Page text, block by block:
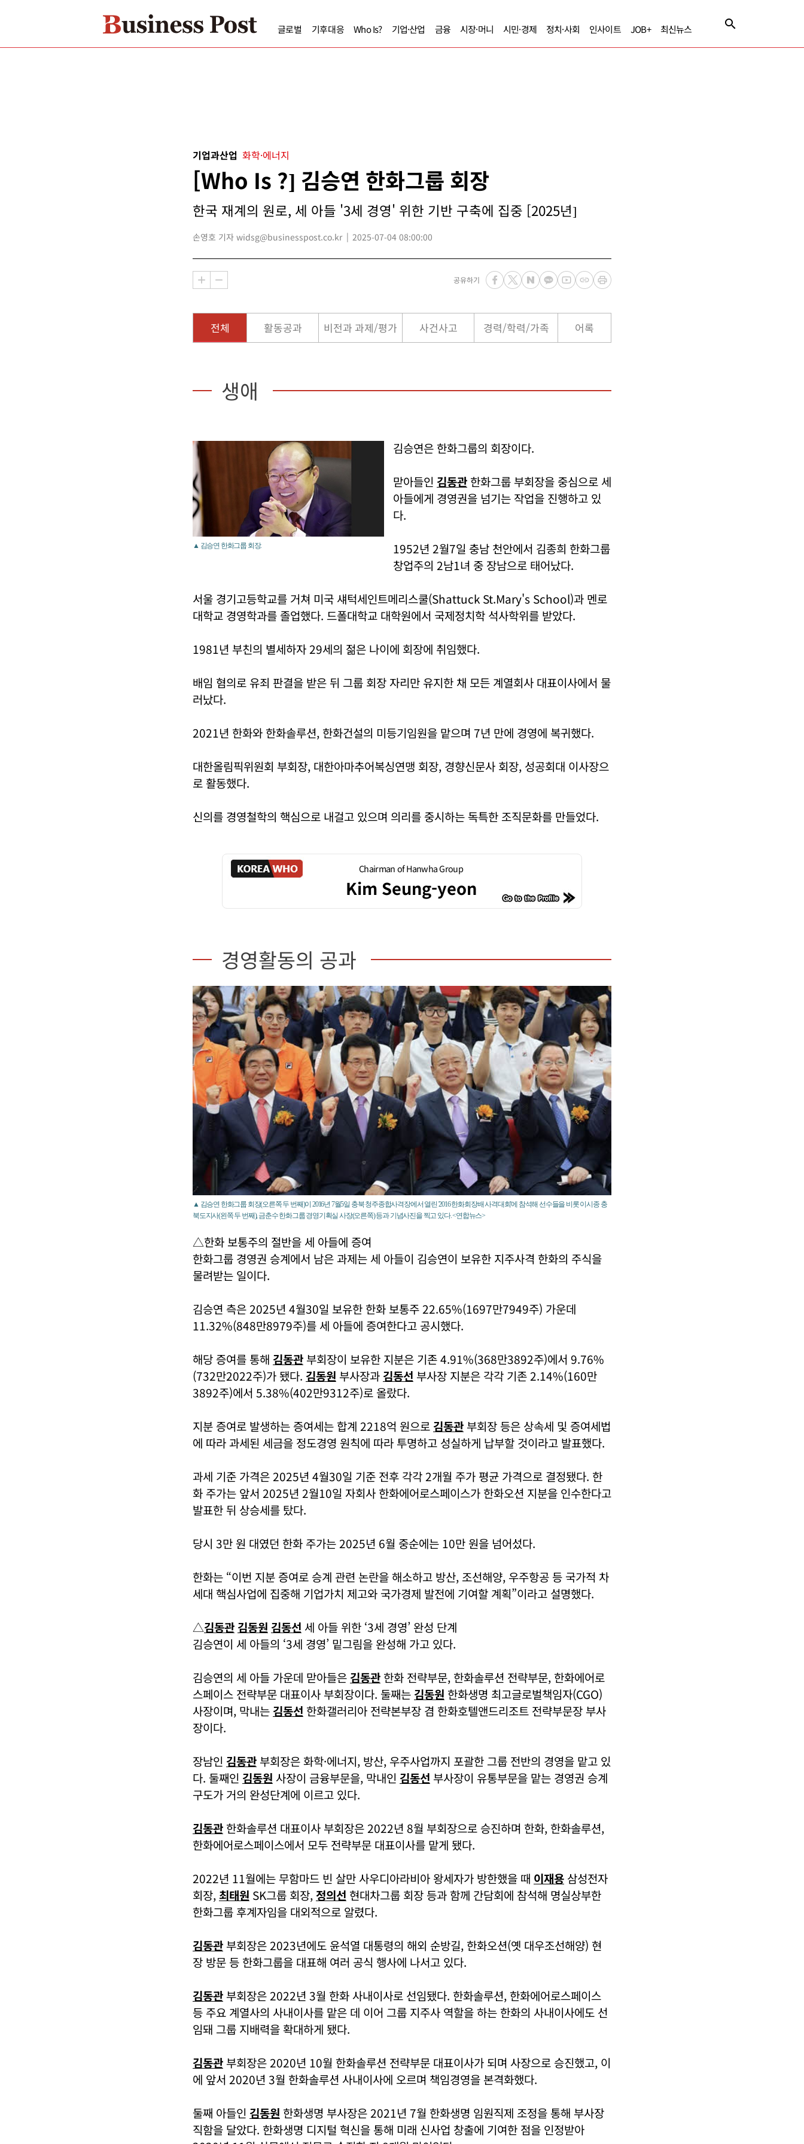
글로벌 기후대응 Who Is? 기업·산업 금융 시장·머니 시민·경제 정치·사회 인사이트 JOB+ 최신뉴스
기업과산업 화학·에너지
[Who Is ?] 김승연 한화그룹 회장
한국 재계의 원로, 세 아들 '3세 경영' 위한 기반 구축에 집중 [2025년]
손영호 기자 widsg@businesspost.co.kr 2025-07-04 08:00:00
공유하기
전체 활동공과 비전과 과제/평가 사건사고 경력/학력/가족 어록
생애
▲ 김승연 한화그룹 회장.
김승연은 한화그룹의 회장이다.
맏아들인 김동관 한화그룹 부회장을 중심으로 세
아들에게 경영권을 넘기는 작업을 진행하고 있
다.
1952년 2월7일 충남 천안에서 김종희 한화그룹
창업주의 2남1녀 중 장남으로 태어났다.
서울 경기고등학교를 거쳐 미국 섀턱세인트메리스쿨(Shattuck St.Mary's School)과 멘로
대학교 경영학과를 졸업했다. 드폴대학교 대학원에서 국제정치학 석사학위를 받았다.
1981년 부친의 별세하자 29세의 젊은 나이에 회장에 취임했다.
배임 혐의로 유죄 판결을 받은 뒤 그룹 회장 자리만 유지한 채 모든 계열회사 대표이사에서 물
러났다.
2021년 한화와 한화솔루션, 한화건설의 미등기임원을 맡으며 7년 만에 경영에 복귀했다.
대한올림픽위원회 부회장, 대한아마추어복싱연맹 회장, 경향신문사 회장, 성공회대 이사장으
로 활동했다.
신의를 경영철학의 핵심으로 내걸고 있으며 의리를 중시하는 독특한 조직문화를 만들었다.
Chairman of Hanwha Group
Kim Seung-yeon
경영활동의 공과
▲ 김승연 한화그룹 회장(오른쪽 두 번째)이 2016년 7월5일 충북 청주종합사격장에서 열린 '2016 한화회장배 사격대회'에 참석해 선수들을 비롯 이시종 충
북도지사(왼쪽 두 번째), 금춘수 한화그룹 경영기획실 사장(오른쪽) 등과 기념사진을 찍고 있다. <연합뉴스>
△한화 보통주의 절반을 세 아들에 증여
한화그룹 경영권 승계에서 남은 과제는 세 아들이 김승연이 보유한 지주사격 한화의 주식을
물려받는 일이다.
김승연 측은 2025년 4월30일 보유한 한화 보통주 22.65%(1697만7949주) 가운데
11.32%(848만8979주)를 세 아들에 증여한다고 공시했다.
해당 증여를 통해 김동관 부회장이 보유한 지분은 기존 4.91%(368만3892주)에서 9.76%
(732만2022주)가 됐다. 김동원 부사장과 김동선 부사장 지분은 각각 기존 2.14%(160만
3892주)에서 5.38%(402만9312주)로 올랐다.
지분 증여로 발생하는 증여세는 합계 2218억 원으로 김동관 부회장 등은 상속세 및 증여세법
에 따라 과세된 세금을 정도경영 원칙에 따라 투명하고 성실하게 납부할 것이라고 발표했다.
과세 기준 가격은 2025년 4월30일 기준 전후 각각 2개월 주가 평균 가격으로 결정됐다. 한
화 주가는 앞서 2025년 2월10일 자회사 한화에어로스페이스가 한화오션 지분을 인수한다고
발표한 뒤 상승세를 탔다.
당시 3만 원 대였던 한화 주가는 2025년 6월 중순에는 10만 원을 넘어섰다.
한화는 “이번 지분 증여로 승계 관련 논란을 해소하고 방산, 조선해양, 우주항공 등 국가적 차
세대 핵심사업에 집중해 기업가치 제고와 국가경제 발전에 기여할 계획”이라고 설명했다.
△김동관 김동원 김동선 세 아들 위한 ‘3세 경영’ 완성 단계
김승연이 세 아들의 ‘3세 경영’ 밑그림을 완성해 가고 있다.
김승연의 세 아들 가운데 맏아들은 김동관 한화 전략부문, 한화솔루션 전략부문, 한화에어로
스페이스 전략부문 대표이사 부회장이다. 둘째는 김동원 한화생명 최고글로벌책임자(CGO)
사장이며, 막내는 김동선 한화갤러리아 전략본부장 겸 한화호텔앤드리조트 전략부문장 부사
장이다.
장남인 김동관 부회장은 화학·에너지, 방산, 우주사업까지 포괄한 그룹 전반의 경영을 맡고 있
다. 둘째인 김동원 사장이 금융부문을, 막내인 김동선 부사장이 유통부문을 맡는 경영권 승계
구도가 거의 완성단계에 이르고 있다.
김동관 한화솔루션 대표이사 부회장은 2022년 8월 부회장으로 승진하며 한화, 한화솔루션,
한화에어로스페이스에서 모두 전략부문 대표이사를 맡게 됐다.
2022년 11월에는 무함마드 빈 살만 사우디아라비아 왕세자가 방한했을 때 이재용 삼성전자
회장, 최태원 SK그룹 회장,정의선 현대차그룹 회장 등과 함께 간담회에 참석해 명실상부한
한화그룹 후계자임을 대외적으로 알렸다.
김동관 부회장은 2023년에도 윤석열 대통령의 해외 순방길, 한화오션(옛 대우조선해양) 현
장 방문 등 한화그룹을 대표해 여러 공식 행사에 나서고 있다.
김동관 부회장은 2022년 3월 한화 사내이사로 선임됐다. 한화솔루션, 한화에어로스페이스
등 주요 계열사의 사내이사를 맡은 데 이어 그룹 지주사 역할을 하는 한화의 사내이사에도 선
임돼 그룹 지배력을 확대하게 됐다.
김동관 부회장은 2020년 10월 한화솔루션 전략부문 대표이사가 되며 사장으로 승진했고, 이
에 앞서 2020년 3월 한화솔루션 사내이사에 오르며 책임경영을 본격화했다.
둘째 아들인 김동원 한화생명 부사장은 2021년 7월 한화생명 임원직제 조정을 통해 부사장
직함을 달았다. 한화생명 디지털 혁신을 통해 미래 신사업 창출에 기여한 점을 인정받아